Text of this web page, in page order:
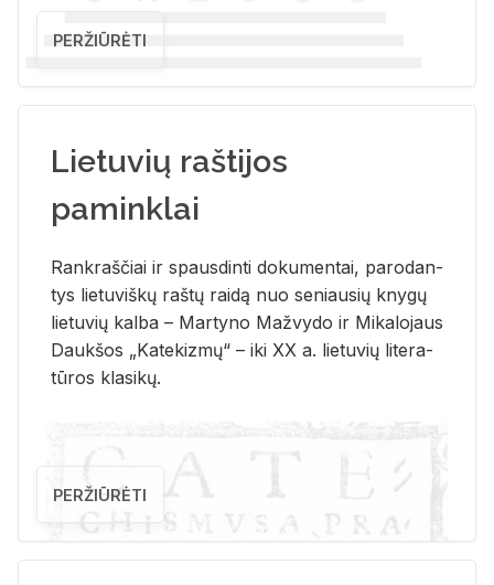
PERŽIŪRĖTI
Lietuvių raštijos
paminklai
Rank­raš­čiai ir spaus­din­ti do­ku­men­tai, pa­ro­dan­
tys lie­tu­viš­kų raš­tų rai­dą nuo se­niau­sių kny­gų
lie­tu­vių kal­ba – Mar­ty­no Ma­žvy­do ir Mi­ka­lo­jaus
Dauk­šos „Ka­te­kiz­mų“ – iki XX a. lie­tu­vių li­te­ra­
tū­ros kla­si­kų.
PERŽIŪRĖTI